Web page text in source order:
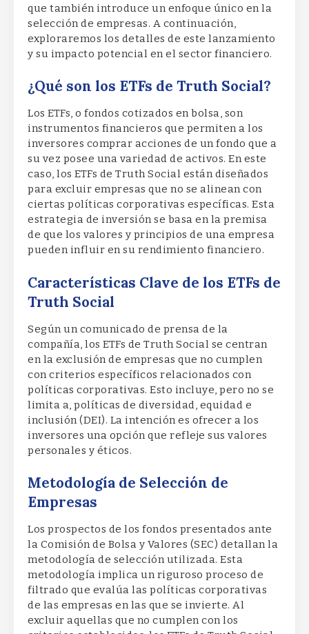
que también introduce un enfoque único en la
selección de empresas. A continuación,
exploraremos los detalles de este lanzamiento
y su impacto potencial en el sector financiero.
¿Qué son los ETFs de Truth Social?
Los ETFs, o fondos cotizados en bolsa, son
instrumentos financieros que permiten a los
inversores comprar acciones de un fondo que a
su vez posee una variedad de activos. En este
caso, los ETFs de Truth Social están diseñados
para excluir empresas que no se alinean con
ciertas políticas corporativas específicas. Esta
estrategia de inversión se basa en la premisa
de que los valores y principios de una empresa
pueden influir en su rendimiento financiero.
Características Clave de los ETFs de
Truth Social
Según un comunicado de prensa de la
compañía, los ETFs de Truth Social se centran
en la exclusión de empresas que no cumplen
con criterios específicos relacionados con
políticas corporativas. Esto incluye, pero no se
limita a, políticas de diversidad, equidad e
inclusión (DEI). La intención es ofrecer a los
inversores una opción que refleje sus valores
personales y éticos.
Metodología de Selección de
Empresas
Los prospectos de los fondos presentados ante
la Comisión de Bolsa y Valores (SEC) detallan la
metodología de selección utilizada. Esta
metodología implica un riguroso proceso de
filtrado que evalúa las políticas corporativas
de las empresas en las que se invierte. Al
excluir aquellas que no cumplen con los